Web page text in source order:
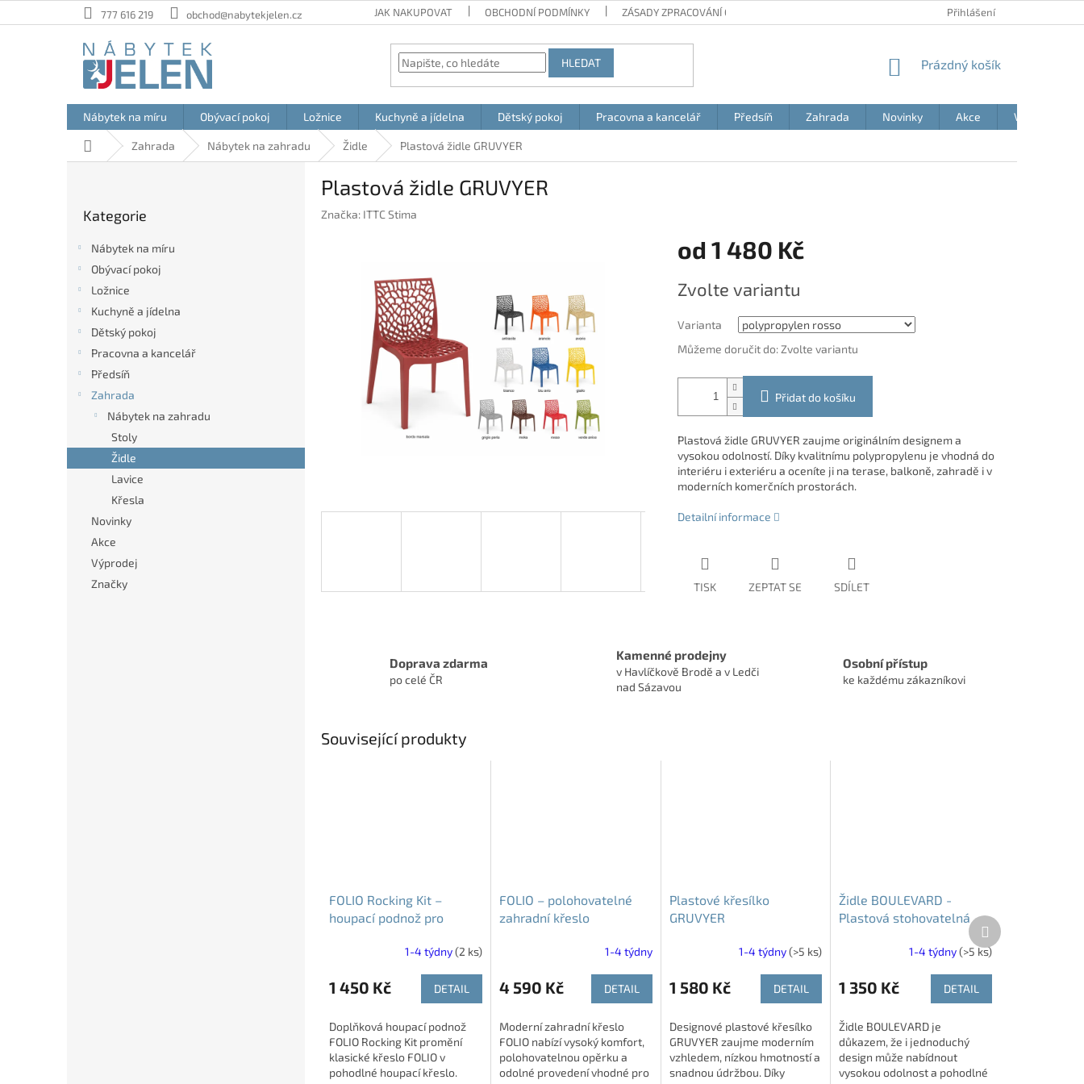
na
777 616 219 obchod@nabytekjelen.cz JAK NAKUPOVAT OBCHODNÍ PODMÍNKY ZÁSADY ZPRACOVÁNÍ OSOBNÍCH ÚDAJŮ BLOG
Přihlášení
HLEDAT
NÁKUPNÍ
Prázdný košík
Nábytek na míru Obývací pokoj Ložnice Kuchyně a jídelna Dětský pokoj Pracovna a kancelář Předsíň Zahrada Novinky Akce Výprodej
Domů Zahrada Nábytek na zahradu Židle Plastová židle GRUVYER
kategorie
Kategorie
Nábytek na míru
Obývací pokoj
Ložnice
Kuchyně a jídelna
Dětský pokoj
Pracovna a kancelář
Předsíň
Zahrada
Nábytek na zahradu
Stoly
Židle
Lavice
Křesla
Novinky
Akce
Výprodej
Značky
Plastová židle GRUVYER
Značka: ITTC Stima
od 1 480 Kč
cena:
Zvolte variantu
Varianta
Můžeme doručit do: Zvolte variantu
Přidat do košíku
Plastová židle GRUVYER zaujme originálním designem a
vysokou odolností. Díky kvalitnímu polypropylenu je vhodná do
interiéru i exteriéru a oceníte ji na terase, balkoně, zahradě i v
moderních komerčních prostorách.
Detailní informace
TISK ZEPTAT SE SDÍLET
Doprava zdarma
po celé ČR
Kamenné prodejny
v Havlíčkově Brodě a v Ledči
nad Sázavou
Osobní přístup
ke každému zákazníkovi
Související produkty
FOLIO Rocking Kit –
houpací podnož pro
1-4 týdny(2 ks)
1 450 Kč DETAIL
Doplňková houpací podnož
FOLIO Rocking Kit promění
klasické křeslo FOLIO v
pohodlné houpací křeslo.
FOLIO – polohovatelné
zahradní křeslo
1-4 týdny
4 590 Kč DETAIL
Moderní zahradní křeslo
FOLIO nabízí vysoký komfort,
polohovatelnou opěrku a
odolné provedení vhodné pro
Plastové křesílko
GRUVYER
1-4 týdny(>5 ks)
1 580 Kč DETAIL
Designové plastové křesílko
GRUVYER zaujme moderním
vzhledem, nízkou hmotností a
snadnou údržbou. Díky
Židle BOULEVARD -
Plastová stohovatelná
1-4 týdny(>5 ks)
1 350 Kč DETAIL
Židle BOULEVARD je
důkazem, že i jednoduchý
design může nabídnout
vysokou odolnost a pohodlné
Další
produkt